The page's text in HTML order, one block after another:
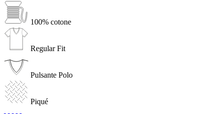
100% cotone
Regular Fit
Pulsante Polo
Piqué